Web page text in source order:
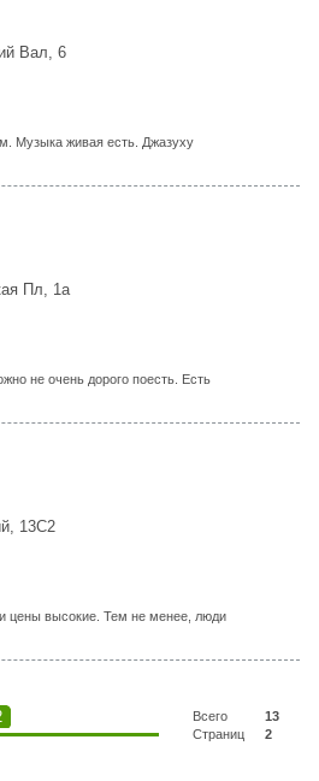
Вал, 6
Музыка живая есть. Джазуху
Пл, 1а
не очень дорого поесть. Есть
13С2
цены высокие. Тем не менее, люди
Всего
13
Страниц
2